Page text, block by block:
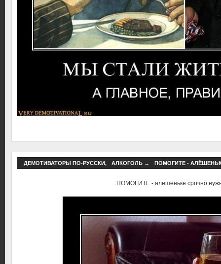
ДЕМОТИВАТОРЫ ПО-РУССКИ, АЛКОГОЛЬ→ ПОМОГИТЕ -
ПОМОГИТЕ - алёшеньке срочно